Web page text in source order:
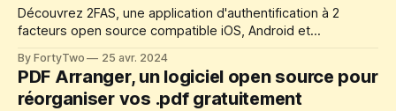
Découvrez 2FAS, une application d'authentification à 2
facteurs open source compatible iOS, Android et
By FortyTwo 25 avr. 2024
PDF Arranger, un logiciel open source pour
réorganiser vos .pdf gratuitement